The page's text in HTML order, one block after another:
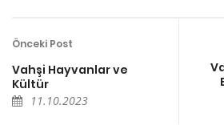
Önceki Post
Vahşi Hayvanlar ve
Kültür
11.10.2023